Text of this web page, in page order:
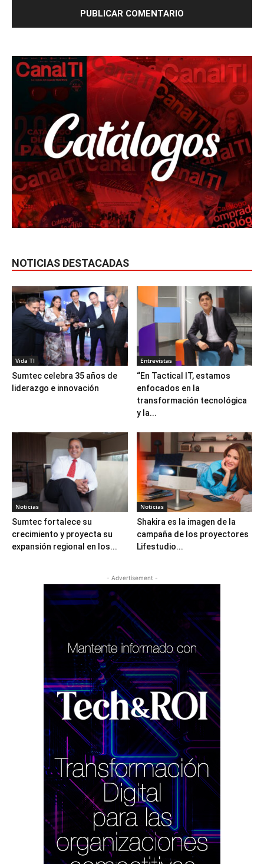
NOTICIAS DESTACADAS
Vida TI
Sumtec celebra 35 años de
liderazgo e innovación
Entrevistas
“En Tactical IT, estamos
enfocados en la
transformación tecnológica
y la...
Noticias
Sumtec fortalece su
crecimiento y proyecta su
expansión regional en los...
Noticias
Shakira es la imagen de la
campaña de los proyectores
Lifestudio...
- Advertisement -